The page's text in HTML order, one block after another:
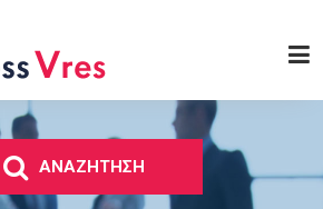
κυρίως περιεχόμενο
ΑΝΑΖΗΤΗΣΗ